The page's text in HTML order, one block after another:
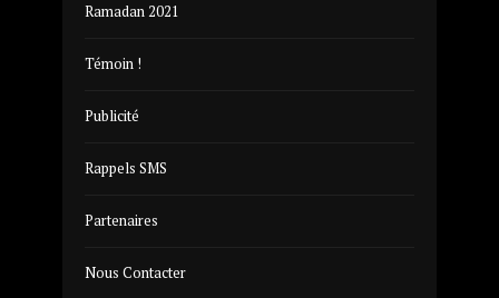
Ramadan 2021
Témoin !
Publicité
Rappels SMS
Partenaires
Nous Contacter